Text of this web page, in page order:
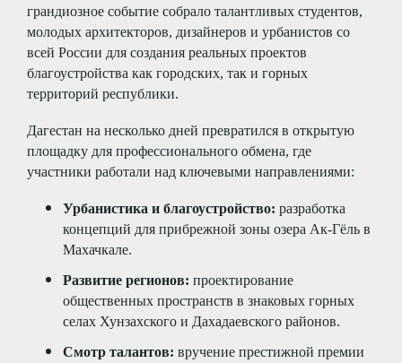
грандиозное событие собрало талантливых студентов,
молодых архитекторов, дизайнеров и урбанистов со
всей России для создания реальных проектов
благоустройства как городских, так и горных
территорий республики.
Дагестан на несколько дней превратился в открытую
площадку для профессионального обмена, где
участники работали над ключевыми направлениями:
Урбанистика и благоустройство: разработка
концепций для прибрежной зоны озера Ак-Гёль в
Махачкале.
Развитие регионов: проектирование
общественных пространств в знаковых горных
селах Хунзахского и Дахадаевского районов.
Смотр талантов: вручение престижной премии